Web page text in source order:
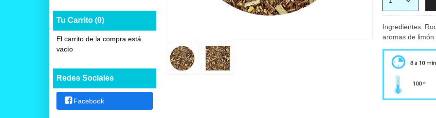
Tu Carrito (0)
El carrito de la compra está
vacío
Redes Sociales
Facebook
Ingredientes:
aromas de limón